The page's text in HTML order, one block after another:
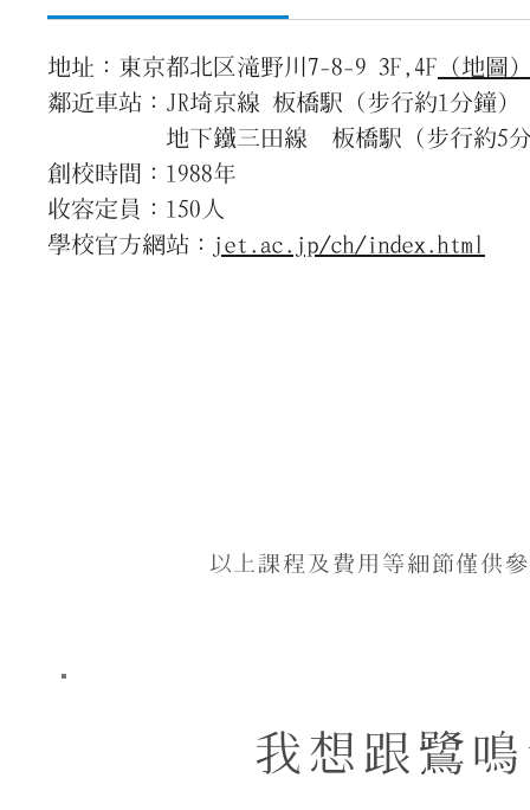
地址：東京都北区滝野川7-8-9 3F,4F （地圖
鄰近車站：JR埼京線 板橋駅（步行約1分鐘）
地下鐵三田線 板橋駅（步行約5分
創校時間：1988年
收容定員：150人
學校官方網站： jet.ac.jp/ch/index.html
以上課程及費用等細節僅供
我想跟鷺